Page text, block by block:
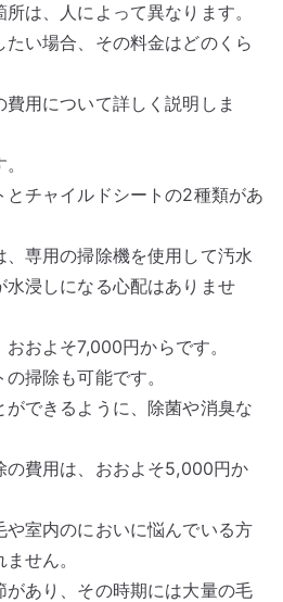
は、人によって異なります。
たい場合、その料金はどのくら
用について詳しく説明しま
とチャイルドシートの2種類があ
、専用の掃除機を使用して汚水
水浸しになる心配はありませ
およそ7,000円からです。
掃除も可能です。
できるように、除菌や消臭な
の費用は、おおよそ5,000円か
や室内のにおいに悩んでいる方
せん。
あり、その時期には大量の毛